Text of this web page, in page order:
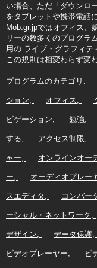
い場合、ただ「ダウンロ
をタブレットや携帯電話
Mob.gr.jpではオフィス、
リーの数多くのプログラ
用の ライブ・グラフィテ
この規則は相変わらず変
プログラムのカテゴリ:
ション オフィス
ビゲーション 勉強
する アクセス制限
ャー オンラインオー
ー オーディオプレー
スエディタ コンバー
ーシャル・ネットワーク
デザイン データ保護
ビデオプレーヤー ビ